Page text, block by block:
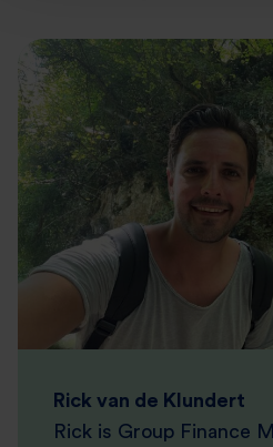
Rick van de Klundert
Rick is Group Finance